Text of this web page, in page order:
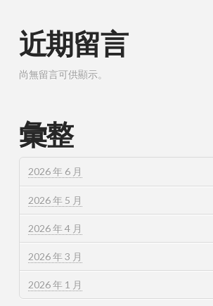
近期留言
尚無留言可供顯示。
彙整
2026 年 6 月
2026 年 5 月
2026 年 4 月
2026 年 3 月
2026 年 1 月